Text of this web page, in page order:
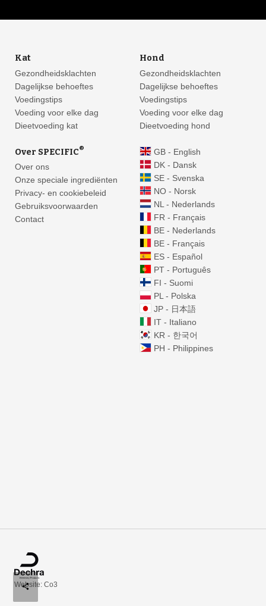
share
Kat
Gezondheidsklachten
Dagelijkse behoeftes
Voedingstips
Voeding voor elke dag
Dieetvoeding kat
Hond
Gezondheidsklachten
Dagelijkse behoeftes
Voedingstips
Voeding voor elke dag
Dieetvoeding hond
Over SPECIFIC®
Over ons
Onze speciale ingrediënten
Privacy- en cookiebeleid
Gebruiksvoorwaarden
Contact
GB - English
DK - Dansk
SE - Svenska
NO - Norsk
NL - Nederlands
FR - Français
BE - Nederlands
BE - Français
ES - Español
PT - Português
FI - Suomi
PL - Polska
JP - 日本語
IT - Italiano
KR - 한국어
PH - Philippines
Website: Co3